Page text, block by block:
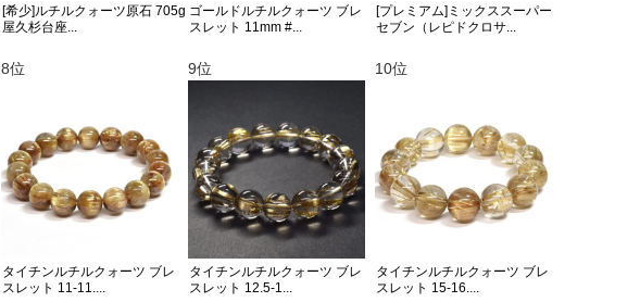
[希少]ルチルクォーツ原石 705g
屋久杉台座...
ゴールドルチルクォーツ ブレ
スレット 11mm #...
[プレミアム]ミックススーパー
セブン（レピドクロサ...
8位
タイチンルチルクォーツ ブレ
スレット 11-11....
9位
タイチンルチルクォーツ ブレ
スレット 12.5-1...
10位
タイチンルチルクォーツ ブレ
スレット 15-16....